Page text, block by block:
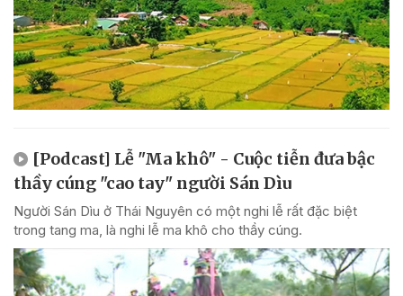
[Podcast] Lễ "Ma khô" - Cuộc tiễn đưa bậc
thầy cúng "cao tay" người Sán Dìu
Người Sán Dìu ở Thái Nguyên có một nghi lễ rất đặc biệt
trong tang ma, là nghi lễ ma khô cho thầy cúng.